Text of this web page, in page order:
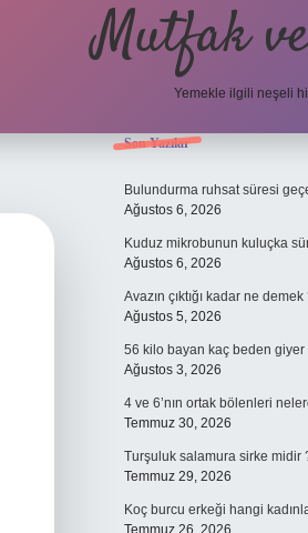
Mutfak
Yemekle ilgili neşeli
Sidebar
Son Yazılar
Bulundurma ruhsat süresi
Ağustos 6, 2026
Kuduz mikrobunun kuluçka
Ağustos 6, 2026
Avazın çıktığı kadar ne demek
Ağustos 5, 2026
56 kilo bayan kaç beden giyer
Ağustos 3, 2026
4 ve 6’nın ortak bölenleri
Temmuz 30, 2026
Turşuluk salamura sirke midir
Temmuz 29, 2026
Koç burcu erkeği hangi
Temmuz 26, 2026